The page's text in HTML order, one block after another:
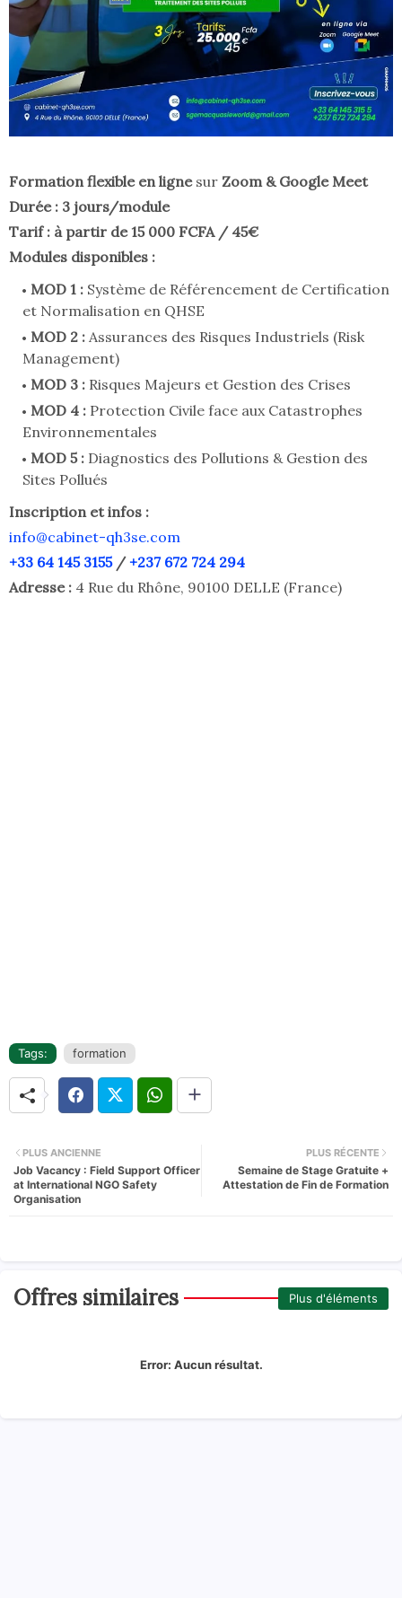
Formation flexible en lignesur Zoom & Google Meet
Durée : 3 jours/module
Tarif : à partir de 15 000 FCFA / 45€
Modules disponibles :
MOD 1 : Système de Référencement de Certification
et Normalisation en QHSE
MOD 2 : Assurances des Risques Industriels (Risk
Management)
MOD 3 : Risques Majeurs et Gestion des Crises
MOD 4 : Protection Civile face aux Catastrophes
Environnementales
MOD 5 : Diagnostics des Pollutions & Gestion des
Sites Pollués
Inscription et infos :
info@cabinet-qh3se.com
+33 64 145 3155/+237 672 724 294
Adresse : 4 Rue du Rhône, 90100 DELLE (France)
Tags: formation
PLUS RÉCENTE
Semaine de Stage Gratuite +
Attestation de Fin de Formation
PLUS ANCIENNE
Job Vacancy : Field Support Officer
at International NGO Safety
Organisation
Offres similaires Plus d'éléments
Error: Aucun résultat.